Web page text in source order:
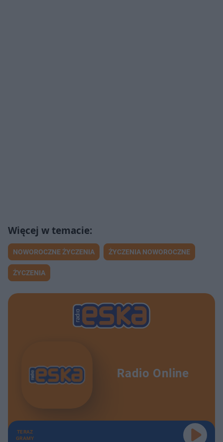
NOWOROCZNE ŻYCZENIA ŻYCZENIA NOWOROCZNE
ŻYCZENIA
Radio Online
TERAZ
GRAMY